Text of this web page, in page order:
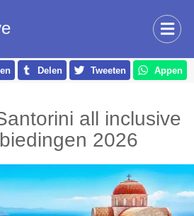
all inclusive
2026
Delen Tweeten Appen